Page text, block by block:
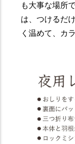
も大事な場所
は、つけるだ
く温めて、カ